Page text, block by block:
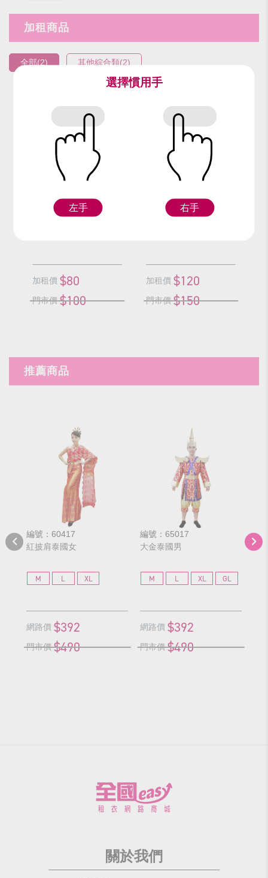
加租商品
全部(2) 其他綜合類(2)
泰國指甲/組
加租價 $80
門市價 $100
雕花泰國指甲/組
加租價 $120
門市價 $150
推薦商品
編號：60417
紅披肩泰國女
M L XL
網路價 $392
門市價 $490
編號：65017
大金泰國男
M L XL GL
網路價 $392
門市價 $490
編
金
關於我們
選擇慣用手
左手 右手